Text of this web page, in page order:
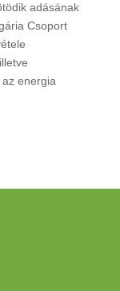
adásának
Csoport
energia